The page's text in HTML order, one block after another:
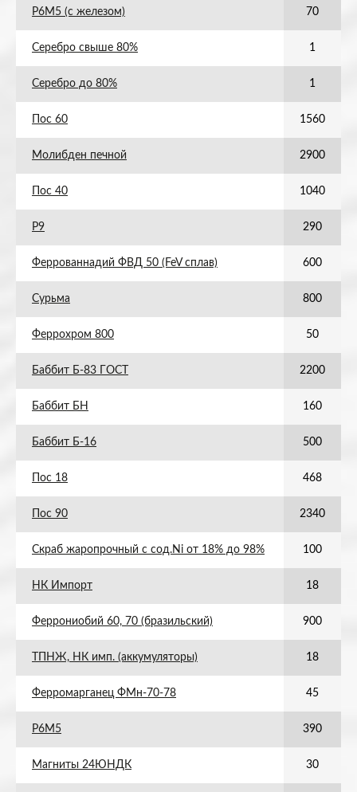
Р6М5 (с железом) 70
Серебро свыше 80% 1
Серебро до 80% 1
Пос 60 1560
Молибден печной 2900
Пос 40 1040
Р9 290
Феррованнадий ФВД 50 (FeV сплав) 600
Сурьма 800
Феррохром 800 50
Баббит Б-83 ГОСТ 2200
Баббит БН 160
Баббит Б-16 500
Пос 18 468
Пос 90 2340
Скраб жаропрочный с сод.Ni от 18% до 98% 100
НК Импорт 18
Феррониобий 60, 70 (бразильский) 900
ТПНЖ, НК имп. (аккумуляторы) 18
Ферромарганец ФМн-70-78 45
Р6М5 390
Магниты 24ЮНДК 30